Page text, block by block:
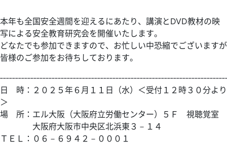
TIIS認証
書籍等の頒布
講座・講習会のご案内
物品調達
お問合せ・ご意見
本年も全国安全週間を迎えるにあたり、講演とDVD教材の映
写による安全教育研究会を開催いたします。
どなたでも参加できますので、お忙しい中恐縮でございますが
皆様のご参加をお待ちしております。
日 時：２０２５年６月１１日（水）＜受付１２時３０分より
＞
場 所：エル大阪（大阪府立労働センター）５Ｆ 視聴覚室
大阪府大阪市中央区北浜東３－１４
ＴＥＬ：０６－６９４２－０００１